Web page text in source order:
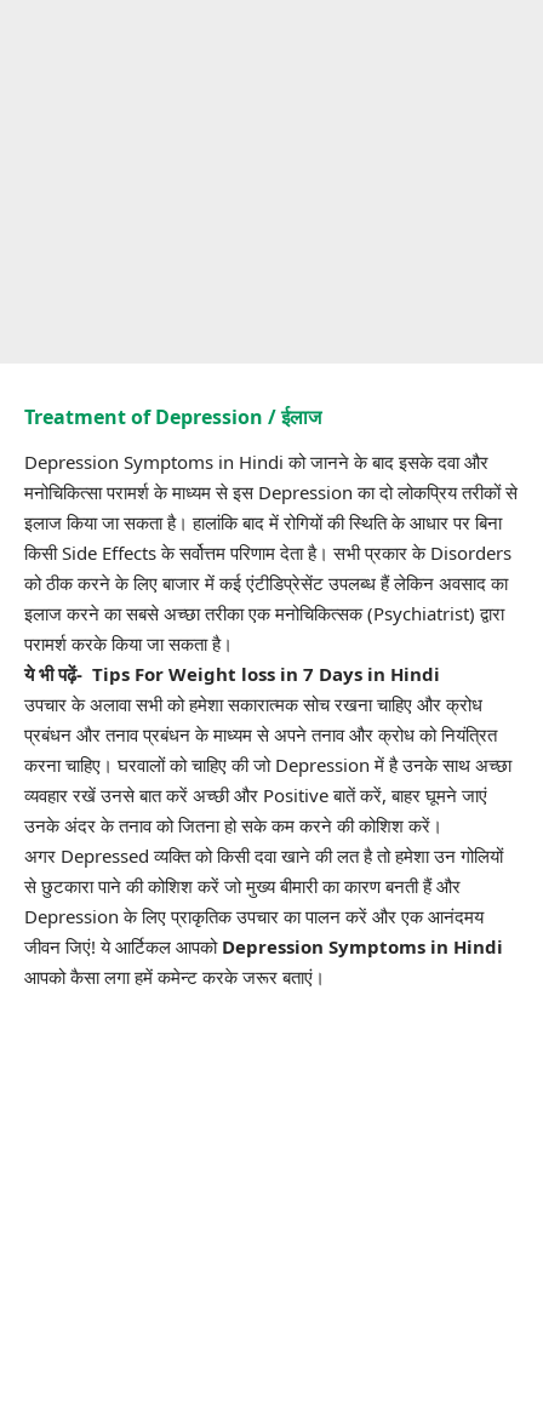
Treatment of Depression / ईलाज
Depression Symptoms in Hindi को जानने के बाद इसके दवा और
मनोचिकित्सा परामर्श के माध्यम से इस Depression का दो लोकप्रिय तरीकों से
इलाज किया जा सकता है। हालांकि बाद में रोगियों की स्थिति के आधार पर बिना
किसी Side Effects के सर्वोत्तम परिणाम देता है। सभी प्रकार के Disorders
को ठीक करने के लिए बाजार में कई एंटीडिप्रेसेंट उपलब्ध हैं लेकिन अवसाद का
इलाज करने का सबसे अच्छा तरीका एक मनोचिकित्सक (Psychiatrist) द्वारा
परामर्श करके किया जा सकता है।
ये भी पढ़ें- Tips For Weight loss in 7 Days in Hindi
उपचार के अलावा सभी को हमेशा सकारात्मक सोच रखना चाहिए और क्रोध
प्रबंधन और तनाव प्रबंधन के माध्यम से अपने तनाव और क्रोध को नियंत्रित
करना चाहिए। घरवालों को चाहिए की जो Depression में है उनके साथ अच्छा
व्यवहार रखें उनसे बात करें अच्छी और Positive बातें करें, बाहर घूमने जाएं
उनके अंदर के तनाव को जितना हो सके कम करने की कोशिश करें।
अगर Depressed व्यक्ति को किसी दवा खाने की लत है तो हमेशा उन गोलियों
से छुटकारा पाने की कोशिश करें जो मुख्य बीमारी का कारण बनती हैं और
Depression के लिए प्राकृतिक उपचार का पालन करें और एक आनंदमय
जीवन जिएं! ये आर्टिकल आपको Depression Symptoms in Hindi
आपको कैसा लगा हमें कमेन्ट करके जरूर बताएं।